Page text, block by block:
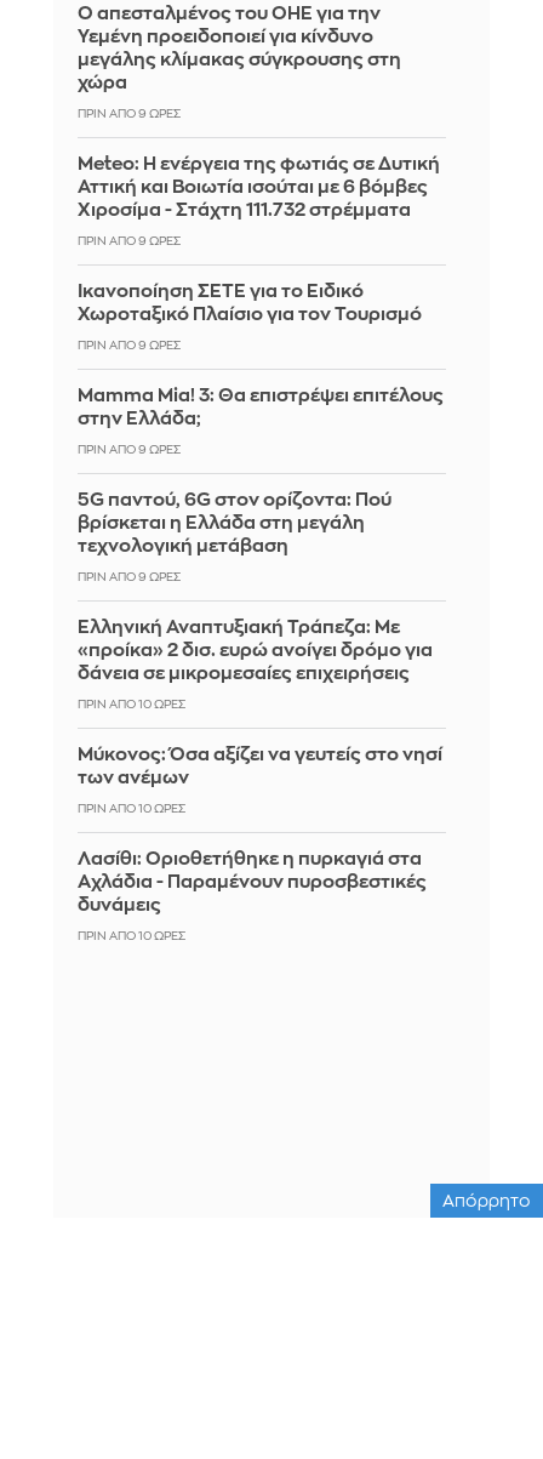
Ο απεσταλμένος του ΟΗΕ για την
Υεμένη προειδοποιεί για κίνδυνο
μεγάλης κλίμακας σύγκρουσης στη
χώρα
ΠΡΙΝ ΑΠΌ 9 ΏΡΕΣ
Meteo: Η ενέργεια της φωτιάς σε Δυτική
Αττική και Βοιωτία ισούται με 6 βόμβες
Χιροσίμα - Στάχτη 111.732 στρέμματα
ΠΡΙΝ ΑΠΌ 9 ΏΡΕΣ
Ικανοποίηση ΣΕΤΕ για το Ειδικό
Χωροταξικό Πλαίσιο για τον Τουρισμό
ΠΡΙΝ ΑΠΌ 9 ΏΡΕΣ
Mamma Mia! 3: Θα επιστρέψει επιτέλους
στην Ελλάδα;
ΠΡΙΝ ΑΠΌ 9 ΏΡΕΣ
5G παντού, 6G στον ορίζοντα: Πού
βρίσκεται η Ελλάδα στη μεγάλη
τεχνολογική μετάβαση
ΠΡΙΝ ΑΠΌ 9 ΏΡΕΣ
Ελληνική Αναπτυξιακή Τράπεζα: Με
«προίκα» 2 δισ. ευρώ ανοίγει δρόμο για
δάνεια σε μικρομεσαίες επιχειρήσεις
ΠΡΙΝ ΑΠΌ 10 ΏΡΕΣ
Μύκονος: Όσα αξίζει να γευτείς στο νησί
των ανέμων
ΠΡΙΝ ΑΠΌ 10 ΏΡΕΣ
Λασίθι: Οριοθετήθηκε η πυρκαγιά στα
Αχλάδια - Παραμένουν πυροσβεστικές
δυνάμεις
ΠΡΙΝ ΑΠΌ 10 ΏΡΕΣ
Απόρρητο